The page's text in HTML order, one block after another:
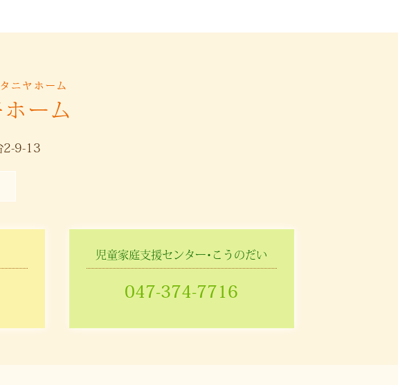
2-9-13
児童家庭支援センター･こうのだい
047-374-7716